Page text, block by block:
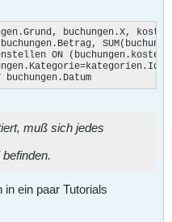
buchungen.X,
ON
buchungen.Datum
muß sich jedes
ein paar Tutorials